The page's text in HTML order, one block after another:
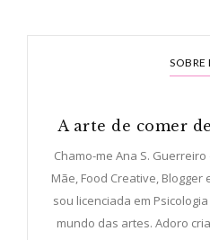
SOBRE
A arte de comer
Chamo-me Ana S.
Mãe, Food Creative, Blogger
sou licenciada em
mundo das artes. Adoro